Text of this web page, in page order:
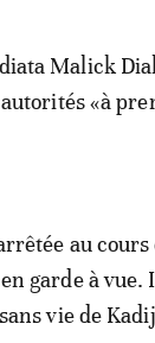
Malick
«à
au
garde à
vie de